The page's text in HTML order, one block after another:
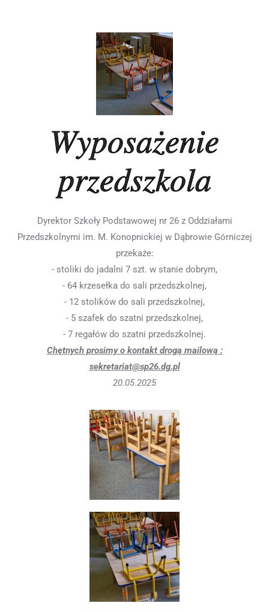
Wyposażenie
przedszkola
Dyrektor Szkoły Podstawowej nr 26 z Oddziałami
Przedszkolnymi im. M. Konopnickiej w Dąbrowie Górniczej
przekaże:
- stoliki do jadalni 7 szt. w stanie dobrym,
- 64 krzesełka do sali przedszkolnej,
- 12 stolików do sali przedszkolnej,
- 5 szafek do szatni przedszkolnej,
- 7 regałów do szatni przedszkolnej.
Chętnych prosimy o kontakt drogą mailową :
sekretariat@sp26.dg.pl
20.05.2025